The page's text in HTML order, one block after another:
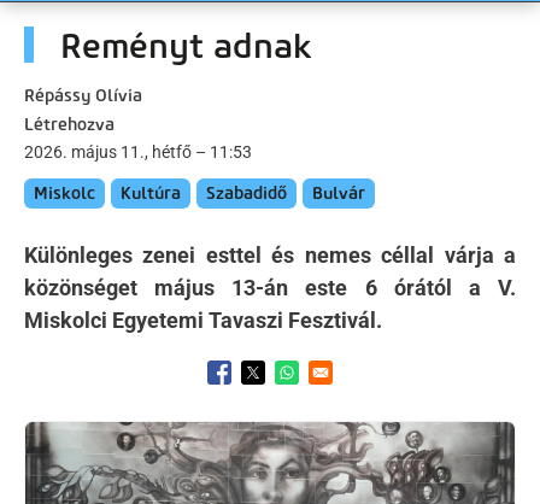
Reményt adnak
Répássy Olívia
Létrehozva
2026. május 11., hétfő – 11:53
Miskolc Kultúra Szabadidő Bulvár
Különleges zenei esttel és nemes céllal várja a
közönséget május 13-án este 6 órától a V.
Miskolci Egyetemi Tavaszi Fesztivál.
Opens in a new window
Opens in a new window
Opens in a new window
Kép